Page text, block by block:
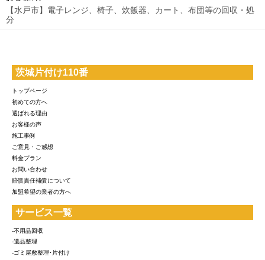
【水戸市】電子レンジ、椅子、炊飯器、カート、布団等の回収・処
分
茨城片付け110番
トップページ
初めての方へ
選ばれる理由
お客様の声
施工事例
ご意見・ご感想
料金プラン
お問い合わせ
賠償責任補償について
加盟希望の業者の方へ
サービス一覧
-不用品回収
-遺品整理
-ゴミ屋敷整理･片付け